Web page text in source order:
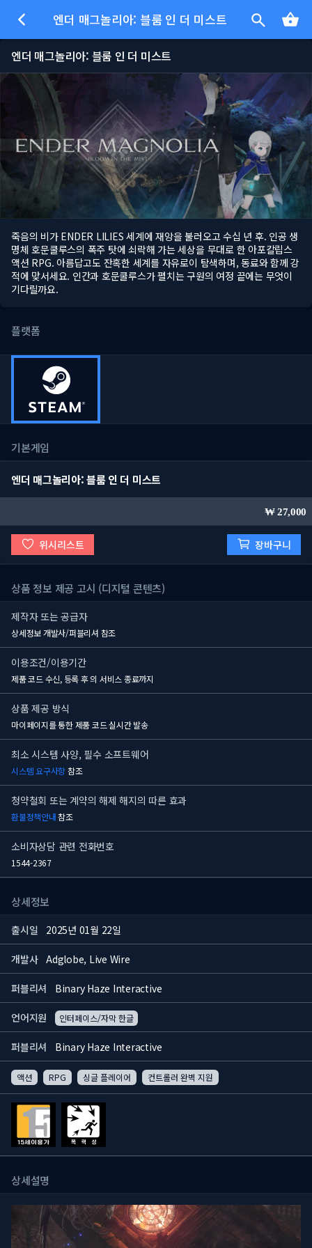
엔더 매그놀리아: 블룸 인 더 미스트
엔더 매그놀리아: 블룸 인 더 미스트
죽음의 비가 ENDER LILIES 세계에 재앙을 불러오고 수십 년 후. 인공 생
명체 호문쿨루스의 폭주 탓에 쇠락해 가는 세상을 무대로 한 아포칼립스
액션 RPG. 아름답고도 잔혹한 세계를 자유로이 탐색하며, 동료와 함께 강
적에 맞서세요. 인간과 호문쿨루스가 펼치는 구원의 여정 끝에는 무엇이
기다릴까요.
플랫폼
기본게임
엔더 매그놀리아: 블룸 인 더 미스트
27,000
위시리스트 장바구니
상품 정보 제공 고시 (디지털 콘텐츠)
제작자 또는 공급자
상세정보 개발사/퍼블리셔 참조
이용조건/이용기간
제품 코드 수신, 등록 후의 서비스 종료까지
상품 제공 방식
마이페이지를 통한 제품 코드 실시간 발송
최소 시스템 사양, 필수 소프트웨어
시스템 요구사항참조
청약철회 또는 계약의 해제 해지의 따른 효과
환불정책안내참조
소비자상담 관련 전화번호
1544-2367
상세정보
출시일 2025년 01월 22일
개발사 Adglobe, Live Wire
퍼블리셔 Binary Haze Interactive
언어지원 인터페이스/자막 한글
퍼블리셔 Binary Haze Interactive
액션 RPG 싱글 플레이어 컨트롤러 완벽 지원
상세설명